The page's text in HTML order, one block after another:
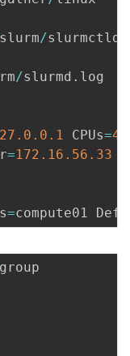
slurm/slurmctld
/slurmd . log
.0 .1 CPUs=4
=172.16 .56 .33
=compute01